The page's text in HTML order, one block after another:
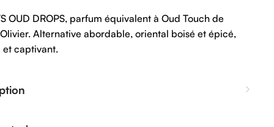
OUD DROPS, parfum équivalent à Oud Touch de
Olivier. Alternative abordable, oriental boisé et épicé,
et captivant.